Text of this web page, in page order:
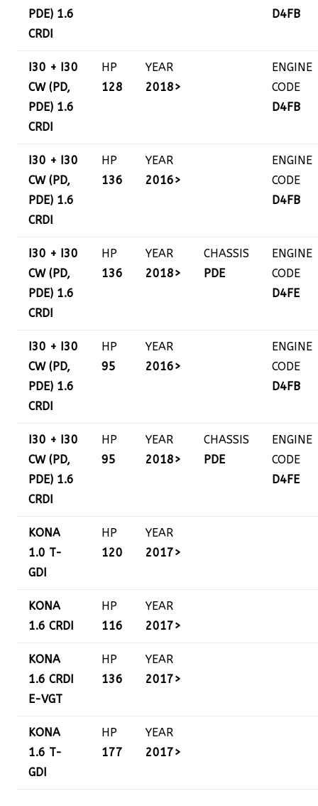
PDE) 1.6
CRDI
D4FB
I30 + I30
CW (PD,
PDE) 1.6
CRDI
HP
128
YEAR
2018>
ENGINE
CODE
D4FB
I30 + I30
CW (PD,
PDE) 1.6
CRDI
HP
136
YEAR
2016>
ENGINE
CODE
D4FB
I30 + I30
CW (PD,
PDE) 1.6
CRDI
HP
136
YEAR
2018>
CHASSIS
PDE
ENGINE
CODE
D4FE
I30 + I30
CW (PD,
PDE) 1.6
CRDI
HP
95
YEAR
2016>
ENGINE
CODE
D4FB
I30 + I30
CW (PD,
PDE) 1.6
CRDI
HP
95
YEAR
2018>
CHASSIS
PDE
ENGINE
CODE
D4FE
KONA
1.0 T-
GDI
HP
120
YEAR
2017>
KONA
1.6 CRDI
HP
116
YEAR
2017>
KONA
1.6 CRDI
E-VGT
HP
136
YEAR
2017>
KONA
1.6 T-
GDI
HP
177
YEAR
2017>